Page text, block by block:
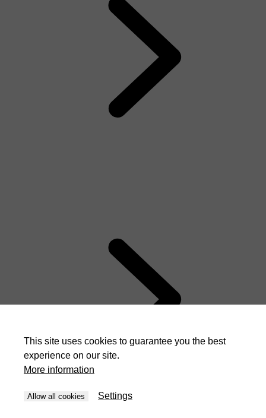
This site uses cookies to guarantee you the best
experience on our site.
More information
Allow all cookies Settings